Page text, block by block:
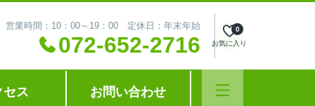
営業時間：10：00～19：00 定休日：年末年始
072-652-2716 お気に入り
0
セス お問い合わせ